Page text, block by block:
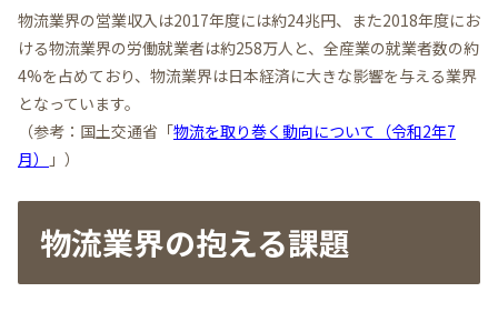
物流業界の営業収入は2017年度には約24兆円、また2018年度にお
ける物流業界の労働就業者は約258万人と、全産業の就業者数の約
4%を占めており、物流業界は日本経済に大きな影響を与える業界
となっています。
（参考：国土交通省「物流を取り巻く動向について（令和2年7
月）
」）
物流業界の抱える課題